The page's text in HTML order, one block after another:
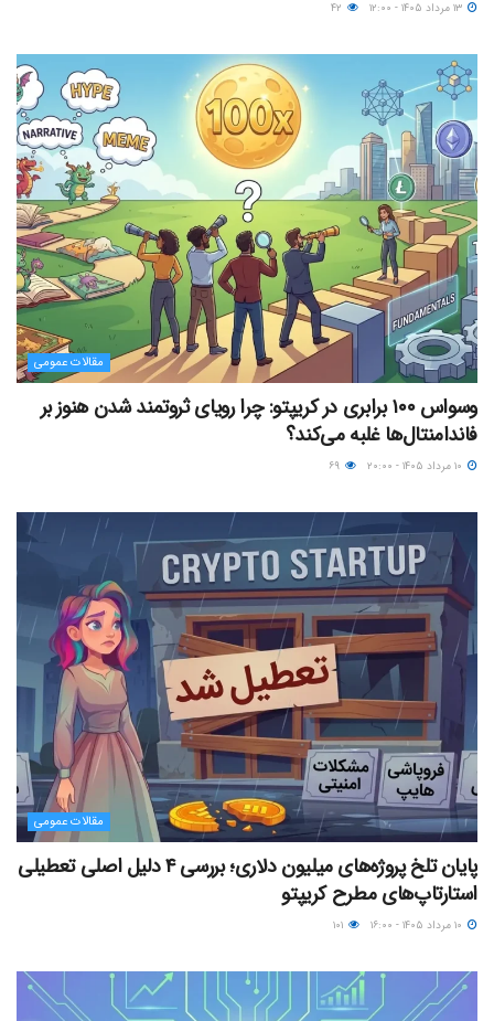
مقالات عمومی
وسواس ۱۰۰ برابری در کریپتو: چرا رویای ثروتمند شدن هنوز بر
فاندامنتال‌ها غلبه می‌کند؟
مقالات عمومی
پایان تلخ پروژه‌های میلیون دلاری؛ بررسی ۴ دلیل اصلی تعطیلی
استارتاپ‌های مطرح کریپتو